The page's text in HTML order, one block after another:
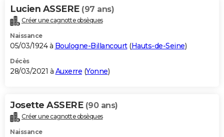
Lucien ASSERE (97 ans)
Créer une cagnotte obsèques
Naissance
05/03/1924 à Boulogne-Billancourt(Hauts-de-Seine)
Décès
28/03/2021 à Auxerre (Yonne)
Josette ASSERE (90 ans)
Créer une cagnotte obsèques
Naissance